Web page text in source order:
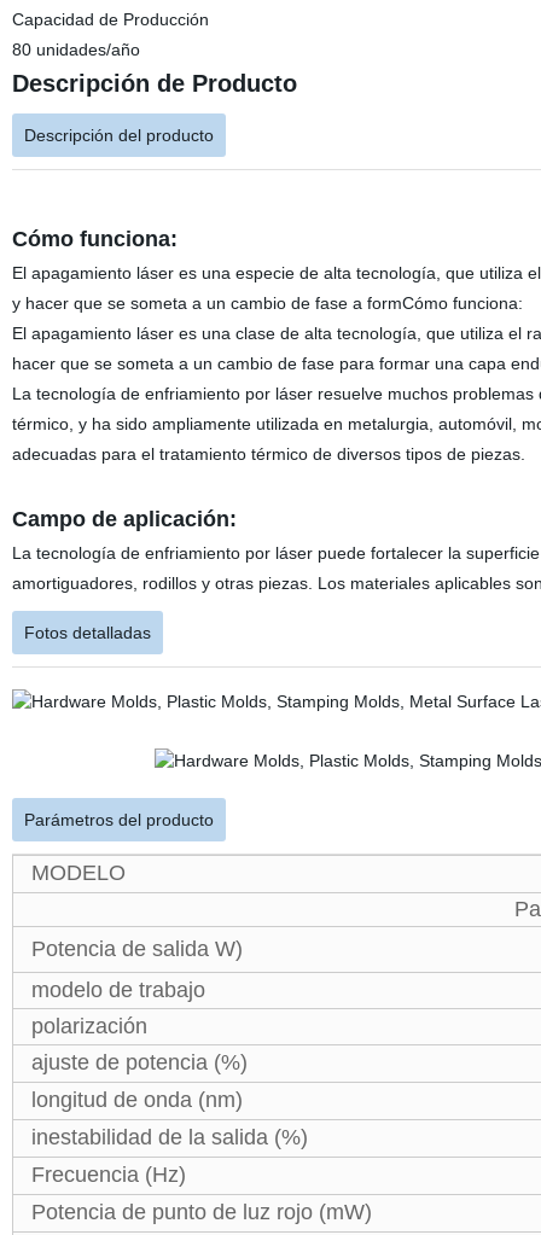
Capacidad de Producción
80 unidades/año
Descripción de Producto
Descripción del producto
Cómo funciona:
El apagamiento láser es una especie de alta tecnología, que utiliza
y hacer que se someta a un cambio de fase a formCómo funciona:
El apagamiento láser es una clase de alta tecnología, que utiliza el
hacer que se someta a un cambio de fase para formar una capa
La tecnología de enfriamiento por láser resuelve muchos
térmico, y ha sido ampliamente utilizada en metalurgia, automóvil,
adecuadas para el tratamiento térmico de diversos tipos de piezas.
Campo de aplicación:
La tecnología de enfriamiento por láser puede fortalecer la
amortiguadores, rodillos y otras piezas. Los materiales aplicables
Fotos detalladas
Parámetros del producto
MODELO
Potencia de salida W)
modelo de trabajo
polarización
ajuste de potencia (%)
longitud de onda (nm)
inestabilidad de la salida (%)
Frecuencia (Hz)
Potencia de punto de luz rojo (mW)